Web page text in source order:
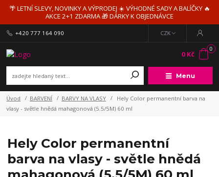
🌴 LETNÍ SLEVY, NOVINKY A VÝPRODEJ ☀️ VÝHODNÉ SADY A BALÍČKY 🔥
AKCE 2+1 ZDARMA 🎁 DÁRKY K OBJEDNÁVCE
Menu
CZK
+420 777 164 090
0
0 Kč
Úvod BARVENÍ BARVY NA VLASY
Hely Color permanentní barva na
vlasy - světle hnědá mahagonová (5.5/5M) 60 ml
Hely Color permanentní
barva na vlasy - světle hnědá